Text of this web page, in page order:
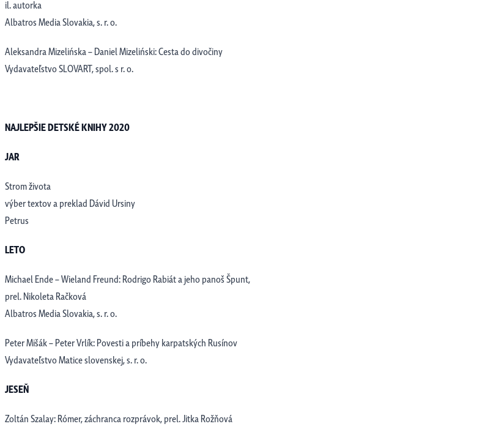
il. autorka
Albatros Media Slovakia, s. r. o.
Aleksandra Mizelińska – Daniel Mizeliński: Cesta do divočiny
Vydavateľstvo SLOVART, spol. s r. o.
NAJLEPŠIE DETSKÉ KNIHY 2020
JAR
Strom života
výber textov a preklad Dávid Ursiny
Petrus
LETO
Michael Ende – Wieland Freund: Rodrigo Rabiát a jeho panoš Špunt,
prel. Nikoleta Račková
Albatros Media Slovakia, s. r. o.
Peter Mišák – Peter Vrlík: Povesti a príbehy karpatských Rusínov
Vydavateľstvo Matice slovenskej, s. r. o.
JESEŇ
Zoltán Szalay: Rómer, záchranca rozprávok, prel. Jitka Rožňová